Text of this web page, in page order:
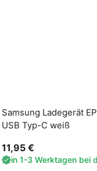
Samsung Ladegerät
USB Typ-C weiß
11,95 €
in 1-3 Werktagen bei